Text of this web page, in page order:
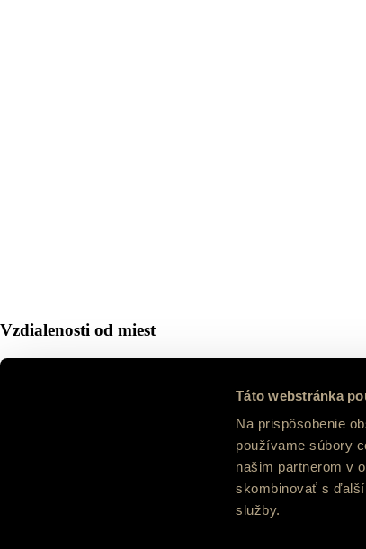
Táto webstránka
Na prispôsobenie
používame súbory
našim partnerom v
skombinovať s
služby.
Vzdialenosti od miest
– 195 km, cca 1 hodina 50 minút
Bratislava – Trnava – Nitra – Zvolen – Hronsek